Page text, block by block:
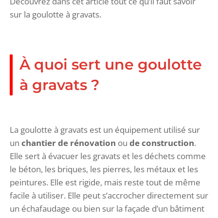
sur la goulotte à gravats.
À quoi sert une goulotte
à gravats ?
La goulotte à gravats est un équipement utilisé sur
un chantier de rénovation ou deconstruction.
Elle sert à évacuer les gravats et les déchets comme
le béton, les briques, les pierres, les métaux et les
peintures. Elle est rigide, mais reste tout de même
facile à utiliser. Elle peut s’accrocher directement sur
un échafaudage ou bien sur la façade d’un bâtiment